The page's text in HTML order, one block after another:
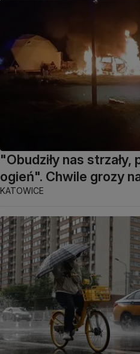
"Obudziły nas
ogień". Chwile grozy
KATOWICE